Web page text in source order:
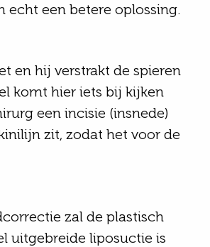
een betere oplossing.
en hij verstrakt de spieren
komt hier iets bij kijken
een incisie (insnede)
zit, zodat het voor de
zal de plastisch
uitgebreide liposuctie is